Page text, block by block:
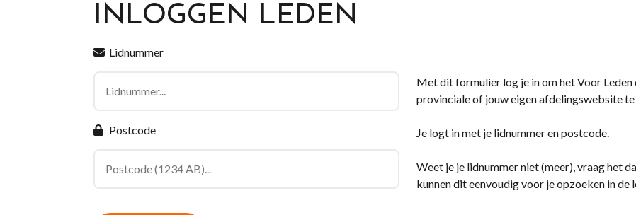
INLOGGEN LEDEN
Lidnummer
Postcode
Met dit formulier log je in om het Voor Leden
provinciale of jouw eigen afdelingswebsite te
Je logt in met je lidnummer en postcode.
Weet je je lidnummer niet (meer), vraag het
kunnen dit eenvoudig voor je opzoeken in de